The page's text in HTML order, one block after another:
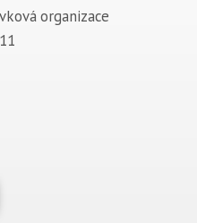
organizace